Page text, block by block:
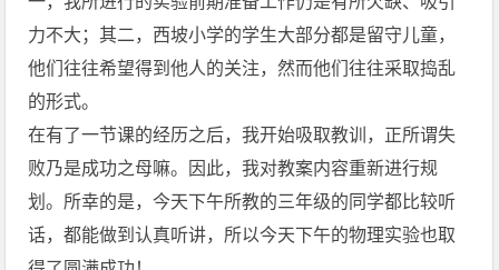
力不大；其二，西坡小学的学生大部分都是留守儿童，
他们往往希望得到他人的关注，然而他们往往采取捣乱
的形式。
在有了一节课的经历之后，我开始吸取教训，正所谓失
败乃是成功之母嘛。因此，我对教案内容重新进行规
划。所幸的是，今天下午所教的三年级的同学都比较听
话，都能做到认真听讲，所以今天下午的物理实验也取